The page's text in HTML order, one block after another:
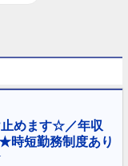
止めます☆／年収
時短勤務制度あり